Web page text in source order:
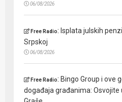
06/08/2026
Free Radio: Isplata julskih
Srpskoj
06/08/2026
Free Radio: Bingo Group i ove
događaja građanima: